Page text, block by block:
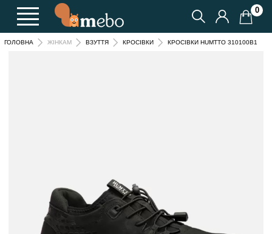
0
ГОЛОВНА ЖІНКАМ ВЗУТТЯ КРОСІВКИ КРОСІВКИ HUMTTO 310100B1